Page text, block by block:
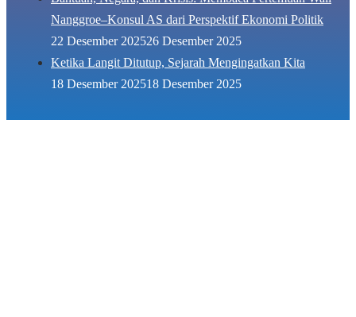
Nanggroe–Konsul AS dari Perspektif Ekonomi Politik
22 Desember 202526 Desember 2025
Ketika Langit Ditutup, Sejarah Mengingatkan Kita
18 Desember 202518 Desember 2025